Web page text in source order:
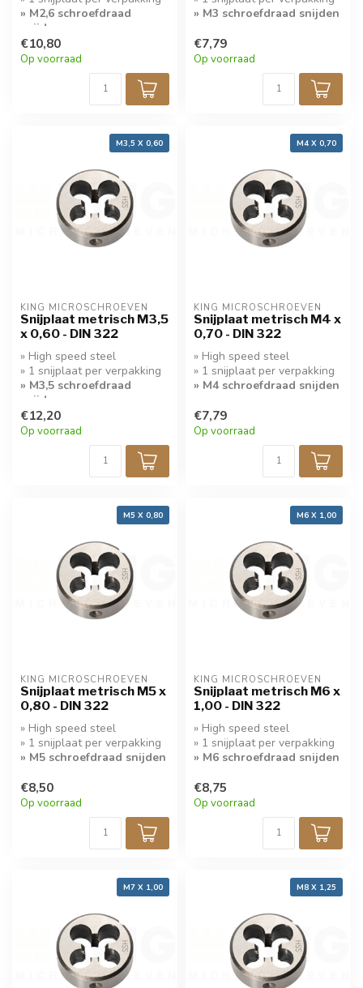
» M2,6 schroefdraad
snijden
€10,80
Op voorraad
» M3 schroefdraad snijden
€7,79
Op voorraad
M3,5 X 0,60
KING MICROSCHROEVEN
Snijplaat metrisch M3,5
x 0,60 - DIN 322
» High speed steel
» 1 snijplaat per verpakking
» M3,5 schroefdraad
snijden
€12,20
Op voorraad
M4 X 0,70
KING MICROSCHROEVEN
Snijplaat metrisch M4 x
0,70 - DIN 322
» High speed steel
» 1 snijplaat per verpakking
» M4 schroefdraad snijden
€7,79
Op voorraad
M5 X 0,80
KING MICROSCHROEVEN
Snijplaat metrisch M5 x
0,80 - DIN 322
» High speed steel
» 1 snijplaat per verpakking
» M5 schroefdraad snijden
€8,50
Op voorraad
M6 X 1,00
KING MICROSCHROEVEN
Snijplaat metrisch M6 x
1,00 - DIN 322
» High speed steel
» 1 snijplaat per verpakking
» M6 schroefdraad snijden
€8,75
Op voorraad
M7 X 1,00 M8 X 1,25